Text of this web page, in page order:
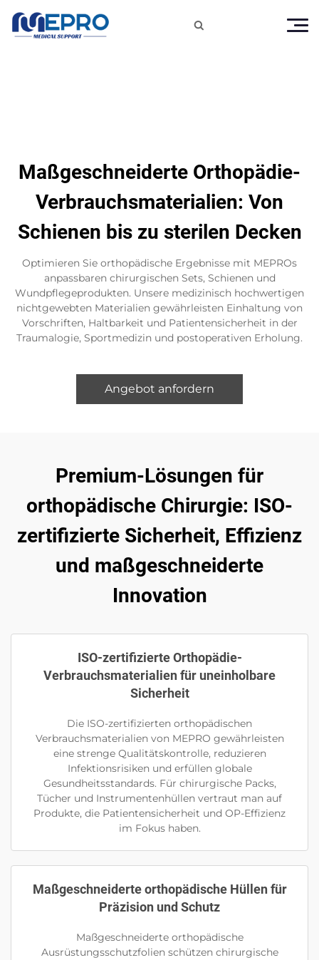

Maßgeschneiderte Orthopädie-
Verbrauchsmaterialien: Von
Schienen bis zu sterilen Decken
Optimieren Sie orthopädische Ergebnisse mit MEPROs
anpassbaren chirurgischen Sets, Schienen und
Wundpflegeprodukten. Unsere medizinisch hochwertigen
nichtgewebten Materialien gewährleisten Einhaltung von
Vorschriften, Haltbarkeit und Patientensicherheit in der
Traumalogie, Sportmedizin und postoperativen Erholung.
Angebot anfordern
Premium-Lösungen für
orthopädische Chirurgie: ISO-
zertifizierte Sicherheit, Effizienz
und maßgeschneiderte
Innovation
ISO-zertifizierte Orthopädie-
Verbrauchsmaterialien für uneinholbare
Sicherheit
Die ISO-zertifizierten orthopädischen
Verbrauchsmaterialien von MEPRO gewährleisten
eine strenge Qualitätskontrolle, reduzieren
Infektionsrisiken und erfüllen globale
Gesundheitsstandards. Für chirurgische Packs,
Tücher und Instrumentenhüllen vertraut man auf
Produkte, die Patientensicherheit und OP-Effizienz
im Fokus haben.
Maßgeschneiderte orthopädische Hüllen für
Präzision und Schutz
Maßgeschneiderte orthopädische
Ausrüstungsschutzfolien schützen chirurgische